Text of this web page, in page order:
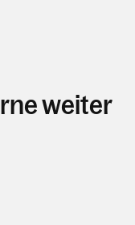
weiter